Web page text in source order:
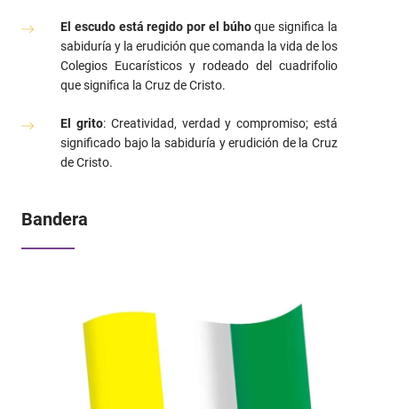
El escudo está regido por el búhoque significa la
sabiduría y la erudición que comanda la vida de los
Colegios Eucarísticos y rodeado del cuadrifolio
que significa la Cruz de Cristo.
El grito: Creatividad, verdad y compromiso; está
significado bajo la sabiduría y erudición de la Cruz
de Cristo.
Bandera